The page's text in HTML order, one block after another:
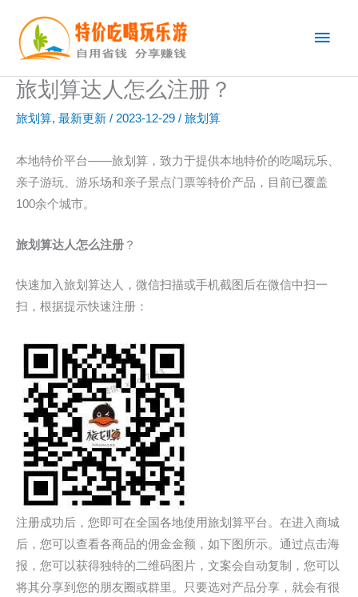
容
主
菜
旅划算达人怎么注册？
旅划算, 最新更新 / 2023-12-29 / 旅划算
本地特价平台——旅划算，致力于提供本地特价的吃喝玩乐、
亲子游玩、游乐场和亲子景点门票等特价产品，目前已覆盖
100余个城市。
旅划算达人怎么注册 ？
快速加入旅划算达人，微信扫描或手机截图后在微信中扫一
扫，根据提示快速注册：
注册成功后，您即可在全国各地使用旅划算平台。在进入商城
后，您可以查看各商品的佣金金额，如下图所示。通过点击海
报，您可以获得独特的二维码图片，文案会自动复制，您可以
将其分享到您的朋友圈或群里。只要选对产品分享，就会有很